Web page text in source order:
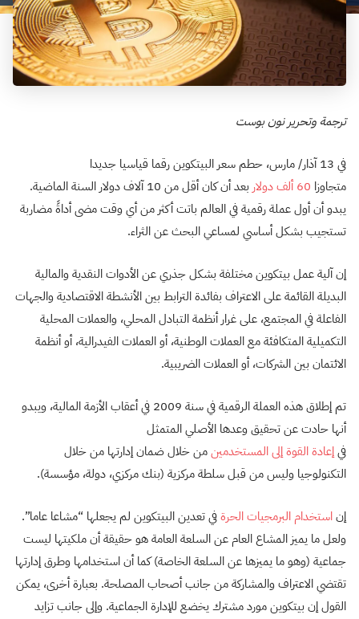
ترجمة وتحرير نون بوست
في 13 آذار/ مارس، حطم سعر البيتكوين رقما قياسيا جديدا
متجاوزا 60 ألفدولار
بعد أن كان أقل من 10 آلاف دولار السنة الماضية.
يبدو أن أول عملة رقمية في العالم باتت أكثر من أي وقت مضى أداةً مضاربة
تستجيب بشكل أساسي لمساعي البحث عن الثراء.
إن آلية عمل بيتكوين مختلفة بشكل جذري عن الأدوات النقدية والمالية
البديلة القائمة على الاعتراف بفائدة الترابط بين الأنشطة الاقتصادية والجهات
الفاعلة في المجتمع، على غرار أنظمة التبادل المحلي، والعملات المحلية
التكميلية المتكافئة مع العملات الوطنية، أو العملات الفيدرالية، أو أنظمة
الائتمان بين الشركات، أو العملات الضريبية.
تم إطلاق هذه العملة الرقمية في سنة 2009 في أعقاب الأزمة المالية، ويبدو
أنها حادت عن تحقيق وعدها الأصلي المتمثل
فيإعادةالقوةإلىالمستخدمينمن خلال ضمان إدارتها من خلال
التكنولوجيا وليس من قبل سلطة مركزية (بنك مركزي، دولة، مؤسسة).
إناستخدام البرمجياتالحرةفي تعدين البيتكوين لم يجعلها “مشاعا عاما”.
ولعل ما يميز المشاع العام عن السلعة العامة هو حقيقة أن ملكيتها ليست
جماعية (وهو ما يميزها عن السلعة الخاصة) كما أن استخدامها وطرق إدارتها
تقتضي الاعتراف والمشاركة من جانب أصحاب المصلحة. بعبارة أخرى، يمكن
القول إن بيتكوين مورد مشترك يخضع للإدارة الجماعية. وإلى جانب تزايد